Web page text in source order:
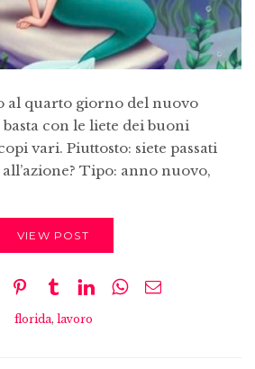
al quarto giorno del nuovo
con le liete dei buoni
vari. Piuttosto: siete passati
Tipo: anno nuovo,
VIEW POST
florida, lavoro